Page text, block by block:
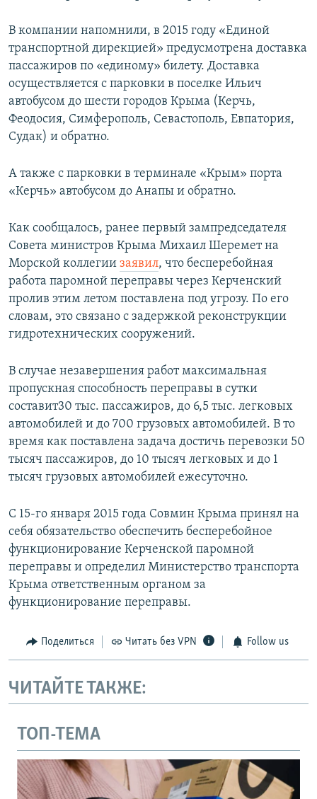
В компании напомнили, в 2015 году «Единой
транспортной дирекцией» предусмотрена доставка
пассажиров по «единому» билету. Доставка
осуществляется с парковки в поселке Ильич
автобусом до шести городов Крыма (Керчь,
Феодосия, Симферополь, Севастополь, Евпатория,
Судак) и обратно.
А также с парковки в терминале «Крым» порта
«Керчь» автобусом до Анапы и обратно.
Как сообщалось, ранее первый зампредседателя
Совета министров Крыма Михаил Шеремет на
Морской коллегии заявил, что бесперебойная
работа паромной переправы через Керченский
пролив этим летом поставлена под угрозу. По его
словам, это связано с задержкой реконструкции
гидротехнических сооружений.
В случае незавершения работ максимальная
пропускная способность переправы в сутки
составит30 тыс. пассажиров, до 6,5 тыс. легковых
автомобилей и до 700 грузовых автомобилей. В то
время как поставлена задача достичь перевозки 50
тысяч пассажиров, до 10 тысяч легковых и до 1
тысяч грузовых автомобилей ежесуточно.
С 15-го января 2015 года Совмин Крыма принял на
себя обязательство обеспечить бесперебойное
функционирование Керченской паромной
переправы и определил Министерство транспорта
Крыма ответственным органом за
функционирование переправы.
Поделиться Читать без VPN Follow us
ЧИТАЙТЕ ТАКЖЕ:
ТОП-ТЕМА